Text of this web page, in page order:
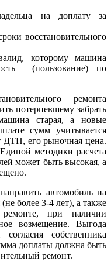
на доплату за
восстановительного
которому машина
(пользование) по
ремонта
потерпевшему забрать
старая, а новые
сумм учитывается
ДТП, его рыночная цена.
методики расчета
может быть высокая, а
автомобиль на
более 3-4 лет), а также
ремонте, при наличии
возмещение. Выгода
собственника
доплаты должна быть
ремонт.